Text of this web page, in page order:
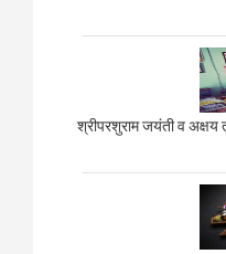
श्रीपरशुराम जयंती व अक्षय